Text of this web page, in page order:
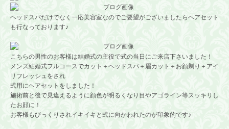
ヘッドスパだけでなく一応美容室なのでご要望がございましたらヘアセット
も行なっております♪
こちらの男性のお客様は結婚式の主役で式の当日にご来店下さいました！
メンズ結婚式フルコースでカット＋ヘッドスパ＋眉カット＋お顔剃り＋アイ
リフレッシュをされ
式用にヘアセットをしました！
施術前と後で見違えるように顔色が明るくなり目やアゴライン等スッキリし
たお顔に！
お客様もびっくりされイキイキと式に向かわれたのが印象的です♪